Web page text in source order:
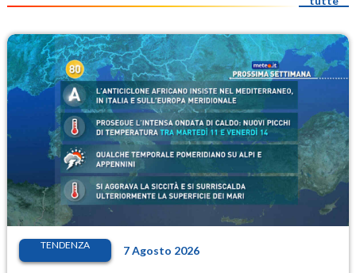
TENDENZA 7 Agosto 2026